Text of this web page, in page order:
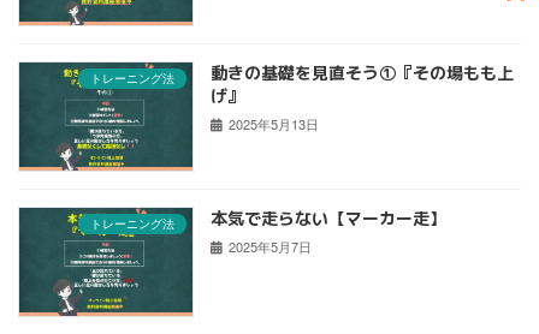
トレーニング法
動きの基礎を見直そう①『その場もも上
げ』
2025年5月13日
トレーニング法 本気で走らない【マーカー走】
2025年5月7日